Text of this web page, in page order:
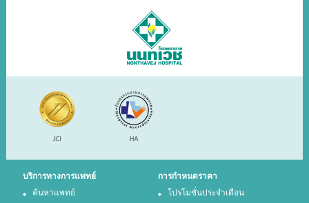
บริการทางการแพทย์
ค้นหาแพทย์
การกำหนดราคา
โปรโมชั่นประจำเดือน